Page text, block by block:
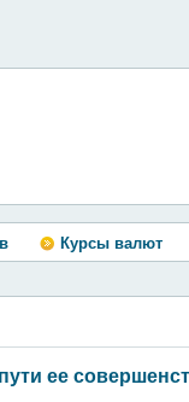
Курсы валют
ее